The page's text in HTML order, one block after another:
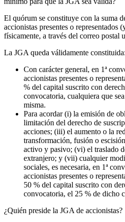
El quórum se constituye con la suma
accionistas presentes o representados
físicamente, a través del correo postal
La JGA queda válidamente constituida:
Con carácter general, en 1ª
accionistas presentes o
% del capital suscrito con
convocatoria, cualquiera que
misma.
Para acordar (i) la emisión de
limitación del derecho de
acciones; (iii) el aumento o la
transformación, fusión o
activo y pasivo; (vi) el traslado
extranjero; y (vii) cualquier
sociales, es necesaria, en 1ª
accionistas presentes o
50 % del capital suscrito con
convocatoria, el 25 % de dicho
¿Quién preside la JGA de accionistas?